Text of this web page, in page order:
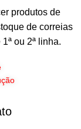
produtos de
de correias
ou 2ª linha.